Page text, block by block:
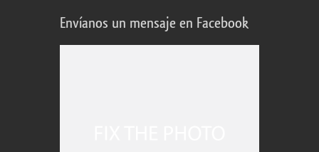
Envíanos un mensaje en Facebook